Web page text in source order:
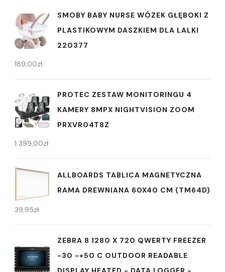
SMOBY BABY NURSE WÓZEK GŁĘBOKI Z
PLASTIKOWYM DASZKIEM DLA LALKI
220377
189,00zł
PROTEC ZESTAW MONITORINGU 4
KAMERY 8MPX NIGHTVISION ZOOM
PRXVR04T8Z
1 399,00zł
ALLBOARDS TABLICA MAGNETYCZNA
RAMA DREWNIANA 60X40 CM (TM64D)
39,95zł
ZEBRA 8 1280 X 720 QWERTY FREEZER
-30 -+50 C OUTDOOR READABLE